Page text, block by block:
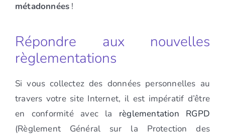
métadonnées !
Répondre aux nouvelles
règlementations
Si vous collectez des données personnelles au
travers votre site Internet, il est impératif d’être
en conformité avec la règlementation RGPD
(Règlement Général sur la Protection des